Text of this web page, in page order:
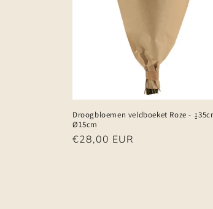
Droogbloemen veldboeket Roze -
Ø15cm
Normale
€28,00 EUR